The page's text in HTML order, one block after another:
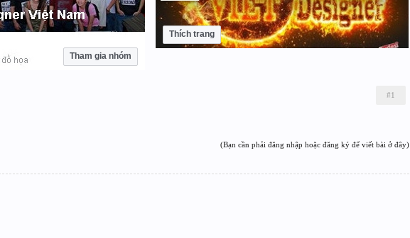
Tham gia nhóm
Thích trang
#1
(Bạn cần phải đăng nhập hoặc đăng ký để viết bài ở đây)